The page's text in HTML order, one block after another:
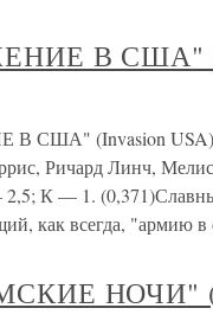
В США"
США" (Invasion USA)
Ричард Линч,
К — 1.
как всегда, "армию
НОЧИ"